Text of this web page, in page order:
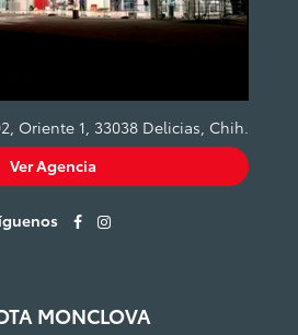
Oriente 1, 33038 Delicias, Chih.
Ver Agencia
MONCLOVA